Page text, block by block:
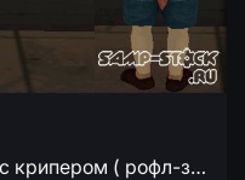
Крыса-человек в футболке с крипером ( рофл-замена )